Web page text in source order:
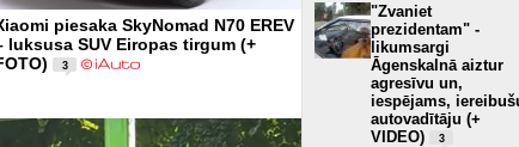
piesaka SkyNomad N70 EREV
luksusa SUV Eiropas tirgum (+
3
"Zvaniet
prezidentam" -
likumsargi
Āgenskalnā aiztur
agresīvu un,
iespējams,
autovadītāju (+
VIDEO)
3